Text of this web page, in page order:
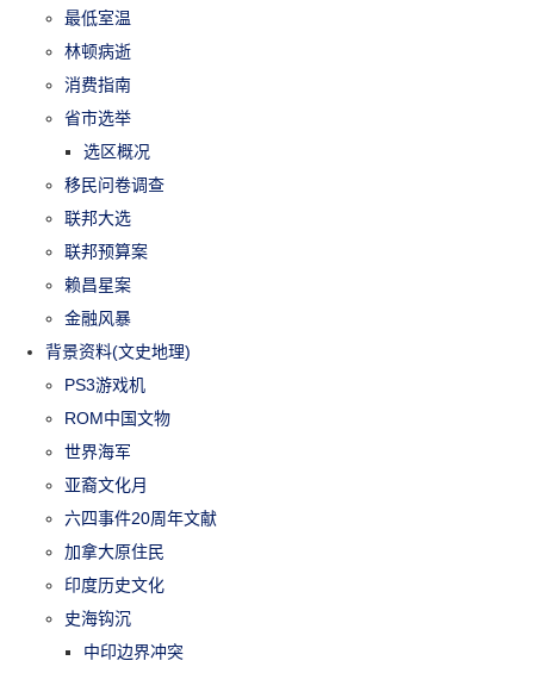
最低室温
林顿病逝
消费指南
省市选举
选区概况
移民问卷调查
联邦大选
联邦预算案
赖昌星案
金融风暴
背景资料(文史地理)
PS3游戏机
ROM中国文物
世界海军
亚裔文化月
六四事件20周年文献
加拿大原住民
印度历史文化
史海钩沉
中印边界冲突